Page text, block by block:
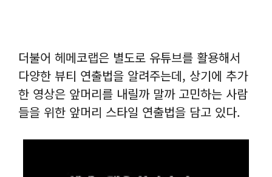
더불어 헤메코랩은 별도로 유튜브를 활용해서
다양한 뷰티 연출법을 알려주는데, 상기에 추가
한 영상은 앞머리를 내릴까 말까 고민하는 사람
들을 위한 앞머리 스타일 연출법을 담고 있다.